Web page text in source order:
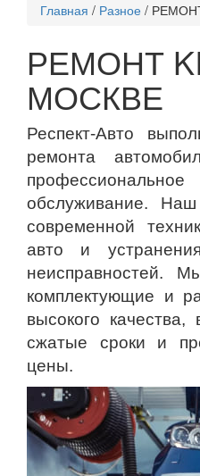
Главная / Разное /
РЕМОНТ
МОСКВЕ
Респект-Авто
ремонта
обслуживание.
современной
авто и
неисправностей.
комплектующие и
высокого
сжатые сроки и
цены.